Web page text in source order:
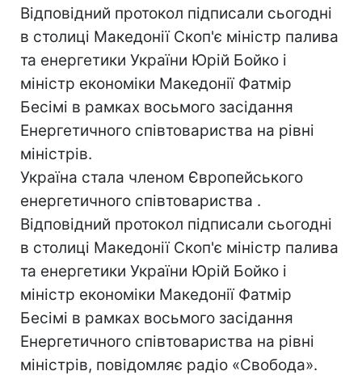
Вiдповiдний протокол пiдписали сьогодні
в столиці Македонії Скоп'є мiнiстр палива
та енергетики України Юрiй Бойко i
мiнiстр економiки Македонiї Фатмiр
Бесiмi в рамках восьмого засiдання
Енергетичного спiвтовариства на рiвнi
мiнiстрiв.
Україна стала членом Європейського
енергетичного співтовариства .
Вiдповiдний протокол пiдписали сьогодні
в столиці Македонії Скоп'є мiнiстр палива
та енергетики України Юрiй Бойко i
мiнiстр економiки Македонiї Фатмiр
Бесiмi в рамках восьмого засiдання
Енергетичного спiвтовариства на рiвнi
мiнiстрiв, повідомляє радіо «Свобода».